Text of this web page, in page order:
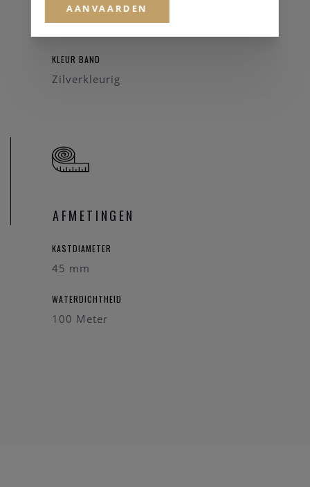
HORLOGEBAND
KLEUR BAND
Zilverkleurig
AFMETINGEN
KASTDIAMETER
45 mm
WATERDICHTHEID
100 Meter
AANVAARDEN